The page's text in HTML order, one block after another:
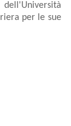
per le sue